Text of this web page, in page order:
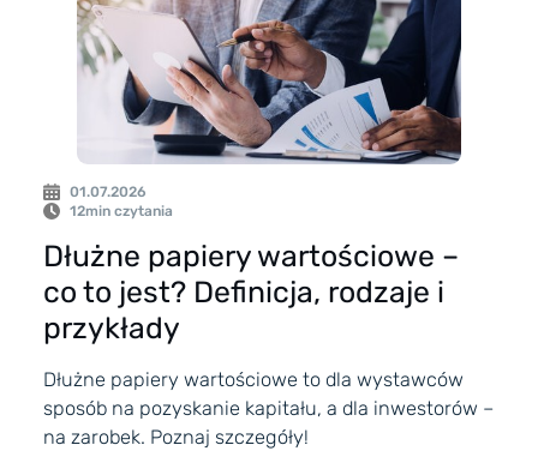
01.07.2026
12min czytania
Dłużne papiery wartościowe –
co to jest? Definicja, rodzaje i
przykłady
Dłużne papiery wartościowe to dla wystawców
sposób na pozyskanie kapitału, a dla inwestorów –
na zarobek. Poznaj szczegóły!